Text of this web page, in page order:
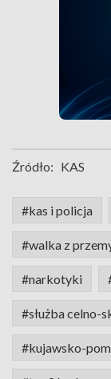
Źródło: KAS
#kas i policja
#walka z
#narkotyki
#służba celno-
#kujawsko-